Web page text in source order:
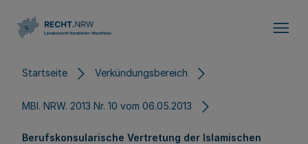
Startseite Verkündungsbereich
MBl. NRW. 2013 Nr. 10 vom 06.05.2013
Berufskonsularische Vertretung der Islamischen